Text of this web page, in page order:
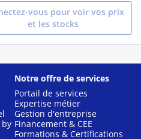
vous pour voir vos prix
et les stocks
Notre offre de services
Portail de services
Expertise métier
Gestion d'entreprise
Financement & CEE
Formations & Certifications